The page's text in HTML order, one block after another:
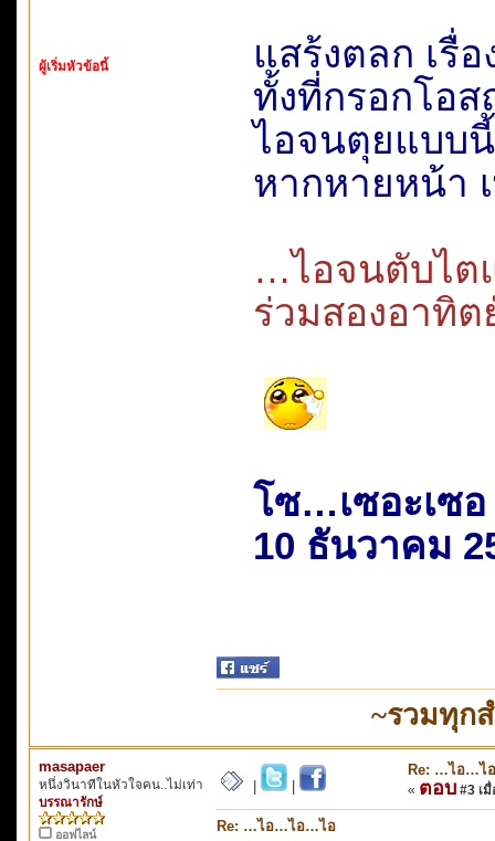
ผู้เริ่มหัวข้อนี้
แสร้งตลก เรื่
ทั้งที่กรอกโอ
ไอจนตุยแบบ
หากหายหน้า
…ไอจนตับไต
ร่วมสองอาทิ
โซ…เซอะเซอ
10 ธันวาคม
~รวมทุก
masapaer
หนึ่งวินาทีในหัวใจคน..ไม่เท่า
บรรณารักษ์
ออฟไลน์
Re: …ไอ…ไ
« ตอบ #3 เมื่
Re: …ไอ…ไอ…ไอ